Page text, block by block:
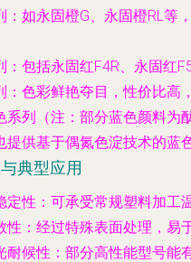
：如永固橙G、永固橙RL等
：包括永固红F4R、永固红
：色彩鲜艳夺目，性价比高
系列 （注：部分蓝色颜料为
提供基于偶氮色淀技术的蓝
典型应用
定性 ：可承受常规塑料加工
性 ：经过特殊表面处理，易
耐候性 ：部分高性能型号能